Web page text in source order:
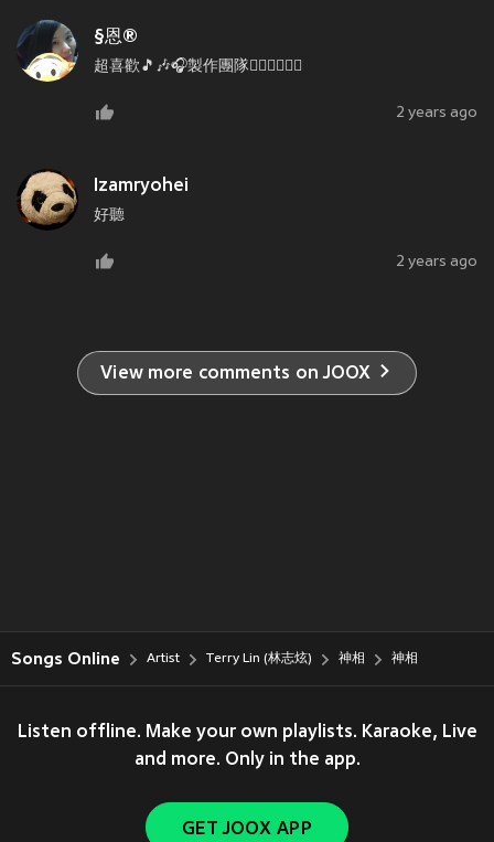
§恩®
超喜歡🎵🎶🎧製作團隊👍🏻👍🏻👍🏻
2 years ago
Izamryohei
好聽
2 years ago
View more comments on JOOX
Songs Online Artist Terry Lin (林志炫) 神相 神相
Listen offline. Make your own playlists. Karaoke, Live
and more. Only in the app.
GET JOOX APP